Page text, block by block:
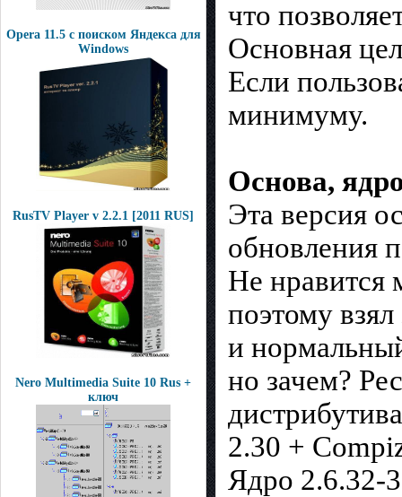
Opera 11.5 с поиском Яндекса для
Windows
RusTV Player v 2.2.1 [2011 RUS]
Nero Multimedia Suite 10 Rus +
ключ
что
Основная
Если
минимуму.
Основа,
Эта версия
обновления
Не нравится
поэтому
и
но зачем?
2.30 +
Ядро 2.6.32-